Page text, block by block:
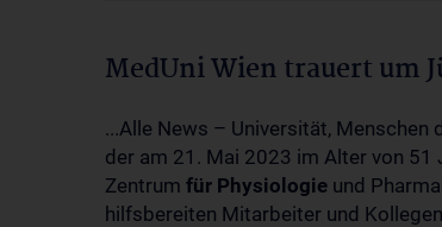
MedUni Wien trauert um
...Alle News – Universität, Menschen
der am 21. Mai 2023 im Alter von
Zentrum für Physiologie und
hilfsbereiten Mitarbeiter und